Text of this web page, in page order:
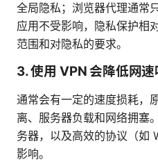
全局隐私；浏览器代理通常
应用不受影响，隐私保护相
范围和对隐私的要求。
3. 使用 VPN 会降低网速
通常会有一定的速度损耗，
离、服务器负载和网络拥塞
务器，以及高效的协议（如
影响。